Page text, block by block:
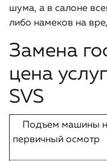
шума, а в салоне
либо намеков на
Замена
цена
SVS
Подъем машины
первичный